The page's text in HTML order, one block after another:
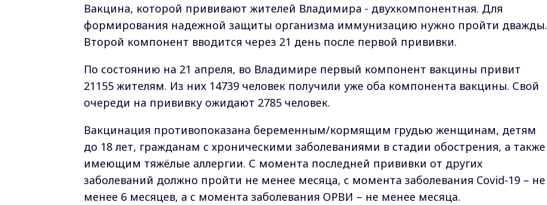
Вакцина, которой прививают жителей Владимира - двухкомпонентная. Для
формирования надежной защиты организма иммунизацию нужно пройти дважды.
Второй компонент вводится через 21 день после первой прививки.
По состоянию на 21 апреля, во Владимире первый компонент вакцины привит
21155 жителям. Из них 14739 человек получили уже оба компонента вакцины. Свой
очереди на прививку ожидают 2785 человек.
Вакцинация противопоказана беременным/кормящим грудью женщинам, детям
до 18 лет, гражданам с хроническими заболеваниями в стадии обострения, а также
имеющим тяжёлые аллергии. С момента последней прививки от других
заболеваний должно пройти не менее месяца, с момента заболевания Covid-19 – не
менее 6 месяцев, а с момента заболевания ОРВИ – не менее месяца.